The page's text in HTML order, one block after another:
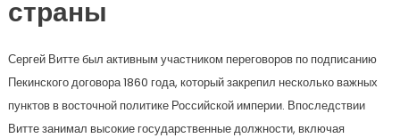
страны
Сергей Витте был активным участником переговоров по подписанию
Пекинского договора 1860 года, который закрепил несколько важных
пунктов в восточной политике Российской империи. Впоследствии
Витте занимал высокие государственные должности, включая